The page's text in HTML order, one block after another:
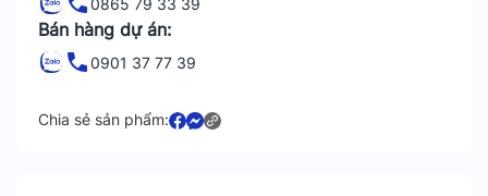
Bán hàng dự án:
0901 37 77 39
Chia sẻ sản phẩm: